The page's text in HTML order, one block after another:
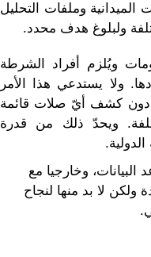
الميدانية وملفات التحليل
ولبلوغ هدف محدد.
ويُلزم أفراد الشرطة
ولا يستدعي هذا الأمر
دون كشف أيّ صلات قائمة
ويحدّ ذلك من قدرة
البيانات، وخارجيا مع
ولكن لا بد منها لنجاح